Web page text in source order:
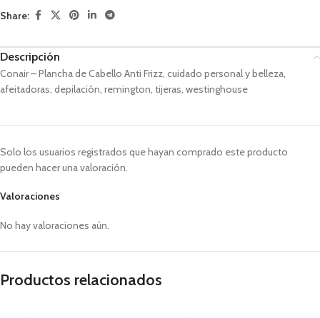
Share:
Descripción
Conair – Plancha de Cabello Anti Frizz, cuidado personal y belleza,
afeitadoras, depilación, remington, tijeras, westinghouse
Valoraciones
No hay valoraciones aún.
Solo los usuarios registrados que hayan comprado este producto
pueden hacer una valoración.
Productos relacionados